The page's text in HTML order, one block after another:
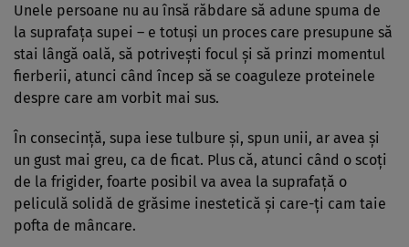
Unele persoane nu au însă răbdare să adune spuma de
la suprafața supei – e totuși un proces care presupune să
stai lângă oală, să potrivești focul și să prinzi momentul
fierberii, atunci când încep să se coaguleze proteinele
despre care am vorbit mai sus.
În consecință, supa iese tulbure și, spun unii, ar avea și
un gust mai greu, ca de ficat. Plus că, atunci când o scoți
de la frigider, foarte posibil va avea la suprafață o
peliculă solidă de grăsime inestetică și care-ți cam taie
pofta de mâncare.